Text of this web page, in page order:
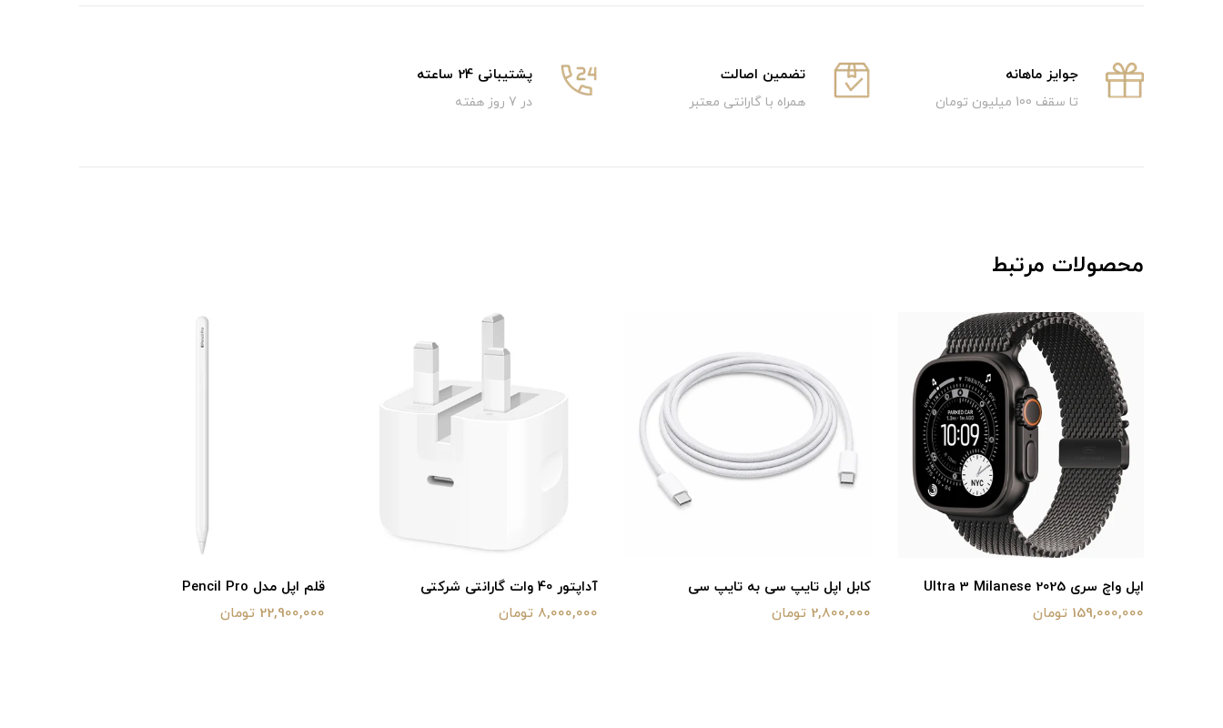
جوایز ماهانه
تا سقف 100 میلیون تومان
تضمین اصالت
همراه با گارانتی معتبر
پشتیبانی 24 ساعته
در 7 روز هفته
محصولات مرتبط
اپل واچ سری Ultra 3 Milanese 2025
159,000,000 تومان
کابل اپل تایپ سی به تایپ سی
2,800,000 تومان
آداپتور 40 وات گارانتی شرکتی
8,000,000 تومان
قلم اپل مدل Pencil Pro
22,900,000 تومان